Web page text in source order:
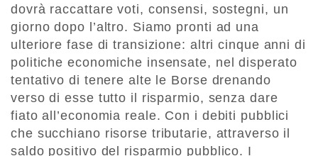
dovrà raccattare voti, consensi, sostegni, un
giorno dopo l’altro. Siamo pronti ad una
ulteriore fase di transizione: altri cinque anni di
politiche economiche insensate, nel disperato
tentativo di tenere alte le Borse drenando
verso di esse tutto il risparmio, senza dare
fiato all’economia reale. Con i debiti pubblici
che succhiano risorse tributarie, attraverso il
saldo positivo del risparmio pubblico. I